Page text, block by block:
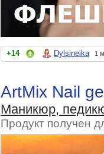
+14 Dylsineika 1
ArtMix Nail
Маникюр,
Продукт получен